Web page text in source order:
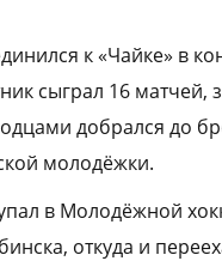
к «Чайке» в
сыграл 16 матчей,
добрался до
молодёжки.
в Молодёжной
откуда и